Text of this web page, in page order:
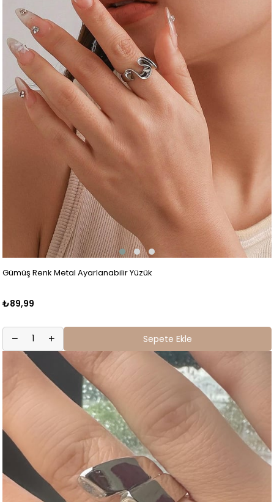
Gümüş Renk Metal Ayarlanabilir Yüzük
₺89,99
Sepete Ekle